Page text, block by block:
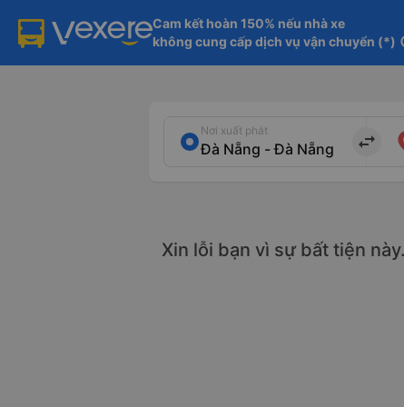
Cam kết hoàn 150% nếu nhà xe
không cung cấp dịch vụ vận chuyển (*)
Nơi xuất phát
import_export
Xin lỗi bạn vì sự bất tiện